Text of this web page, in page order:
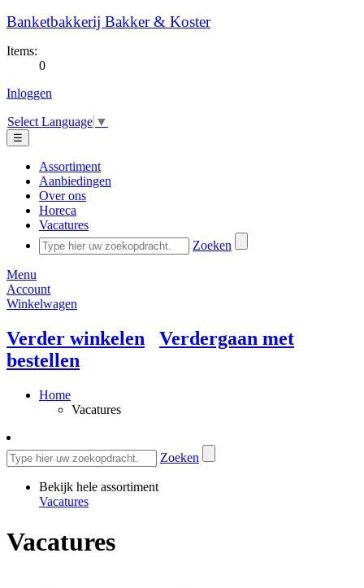
Banketbakkerij Bakker & Koster
Items:
0
Inloggen
Select Language ▼
☰
Assortiment
Aanbiedingen
Over ons
Horeca
Vacatures
Zoeken
Menu
Account
Winkelwagen
Verder winkelen
Verdergaan met
bestellen
Home
Vacatures
Zoeken
Bekijk hele assortiment
Vacatures
Vacatures